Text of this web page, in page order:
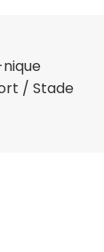
/ Stade